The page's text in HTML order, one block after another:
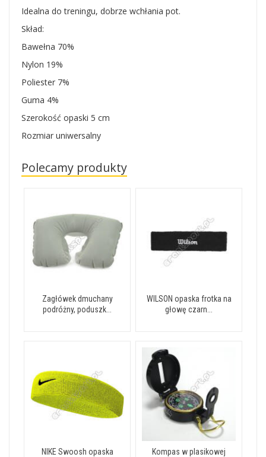
Idealna do treningu, dobrze wchłania pot.
Skład:
Bawełna 70%
Nylon 19%
Poliester 7%
Guma 4%
Szerokość opaski 5 cm
Rozmiar uniwersalny
Polecamy produkty
Zagłówek dmuchany
podróżny, poduszk...
WILSON opaska frotka na
głowę czarn...
NIKE Swoosh opaska
Kompas w plasikowej